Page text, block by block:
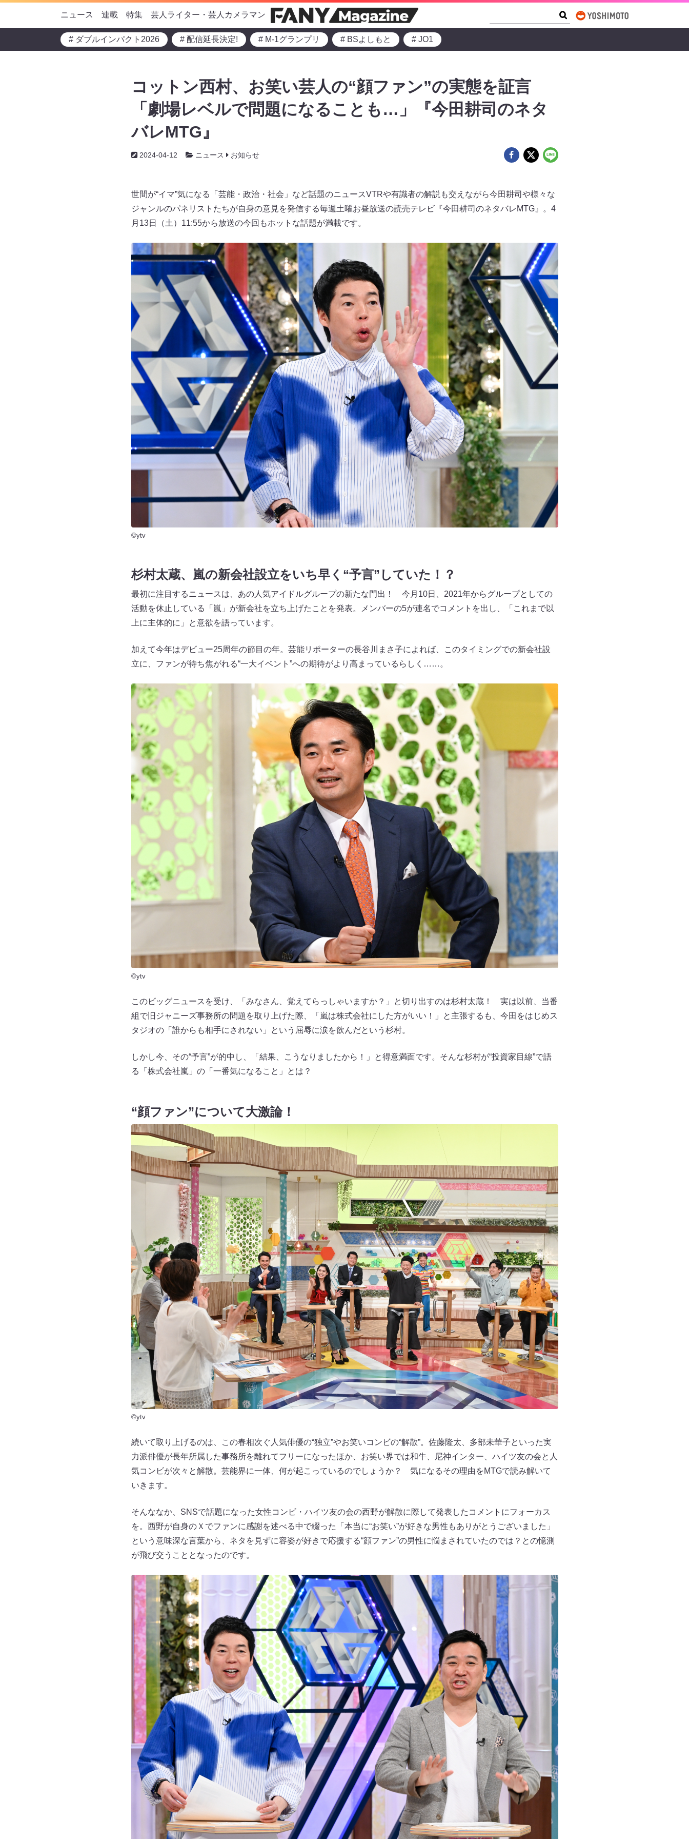
ニュース 連載 特集 芸人ライター・芸人カメラマン
# ダブルインパクト2026 # 配信延長決定! # M-1グランプリ # BSよしもと # JO1
コットン西村、お笑い芸人の“顔ファン”の実態を証言
「劇場レベルで問題になることも…」『今田耕司のネタ
バレMTG』
2024-04-12 ニュース お知らせ
世間が“イマ”気になる「芸能・政治・社会」など話題のニュースVTRや有識者の解説も交えながら今田耕司や様々な
ジャンルのパネリストたちが自身の意見を発信する毎週土曜お昼放送の読売テレビ『今田耕司のネタバレMTG』。4
月13日（土）11:55から放送の今回もホットな話題が満載です。
©ytv
杉村太蔵、嵐の新会社設立をいち早く“予言”していた！？
最初に注目するニュースは、あの人気アイドルグループの新たな門出！ 今月10日、2021年からグループとしての
活動を休止している「嵐」が新会社を立ち上げたことを発表。メンバーの5が連名でコメントを出し、「これまで以
上に主体的に」と意欲を語っています。
加えて今年はデビュー25周年の節目の年。芸能リポーターの長谷川まさ子によれば、このタイミングでの新会社設
立に、ファンが待ち焦がれる“一大イベント”への期待がより高まっているらしく……。
©ytv
このビッグニュースを受け、「みなさん、覚えてらっしゃいますか？」と切り出すのは杉村太蔵！ 実は以前、当番
組で旧ジャニーズ事務所の問題を取り上げた際、「嵐は株式会社にした方がいい！」と主張するも、今田をはじめス
タジオの「誰からも相手にされない」という屈辱に涙を飲んだという杉村。
しかし今、その“予言”が的中し、「結果、こうなりましたから！」と得意満面です。そんな杉村が“投資家目線”で語
る「株式会社嵐」の「一番気になること」とは？
“顔ファン”について大激論！
©ytv
続いて取り上げるのは、この春相次ぐ人気俳優の“独立”やお笑いコンビの“解散”。佐藤隆太、多部未華子といった実
力派俳優が長年所属した事務所を離れてフリーになったほか、お笑い界では和牛、尼神インター、ハイツ友の会と人
気コンビが次々と解散。芸能界に一体、何が起こっているのでしょうか？ 気になるその理由をMTGで読み解いて
いきます。
そんななか、SNSで話題になった女性コンビ・ハイツ友の会の西野が解散に際して発表したコメントにフォーカス
を。西野が自身のＸでファンに感謝を述べる中で綴った「本当に“お笑い”が好きな男性もありがとうございました」
という意味深な言葉から、ネタを見ずに容姿が好きで応援する“顔ファン”の男性に悩まされていたのでは？との憶測
が飛び交うこととなったのです。